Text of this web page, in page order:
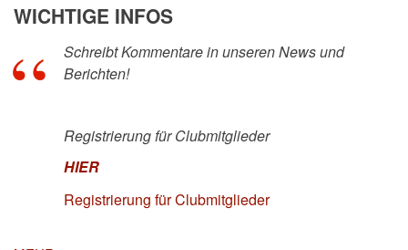
WICHTIGE INFOS
Schreibt Kommentare in unseren News und
Berichten!
Registrierung für Clubmitglieder
HIER
Registrierung für Clubmitglieder